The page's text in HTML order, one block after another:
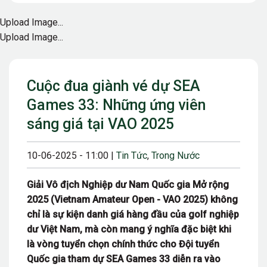
Cuộc đua giành vé dự SEA
Games 33: Những ứng viên
sáng giá tại VAO 2025
10-06-2025 - 11:00 | Tin Tức, Trong Nước
Giải Vô địch Nghiệp dư Nam Quốc gia Mở rộng
2025 (Vietnam Amateur Open - VAO 2025) không
chỉ là sự kiện danh giá hàng đầu của golf nghiệp
dư Việt Nam, mà còn mang ý nghĩa đặc biệt khi
là vòng tuyển chọn chính thức cho Đội tuyển
Quốc gia tham dự SEA Games 33 diễn ra vào
Upload Image...
Upload Image...